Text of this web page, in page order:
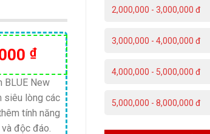
2,000,000 - 3,000,000 đ
3,000,000 - 4,000,000 đ
4,000,000 - 5,000,000 đ
5,000,000 - 8,000,000 đ
₫.
₫Giá
hiện
tại
là:
13,400,000 ₫.
BLUE New
siêu lòng các
tính năng
độc đáo.